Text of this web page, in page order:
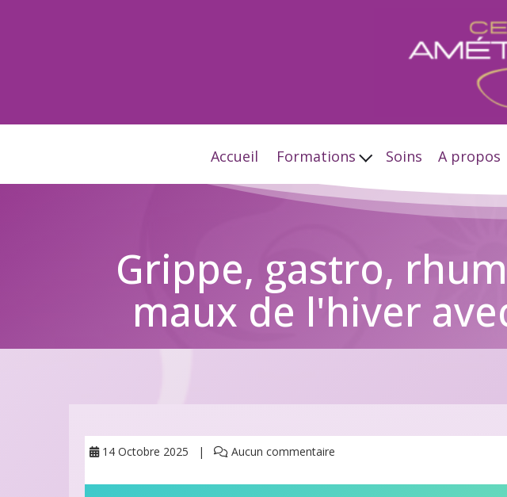
Accueil Formations Soins A propos
Grippe, gastro,
maux de l'hiver
14 Octobre 2025 Aucun commentaire